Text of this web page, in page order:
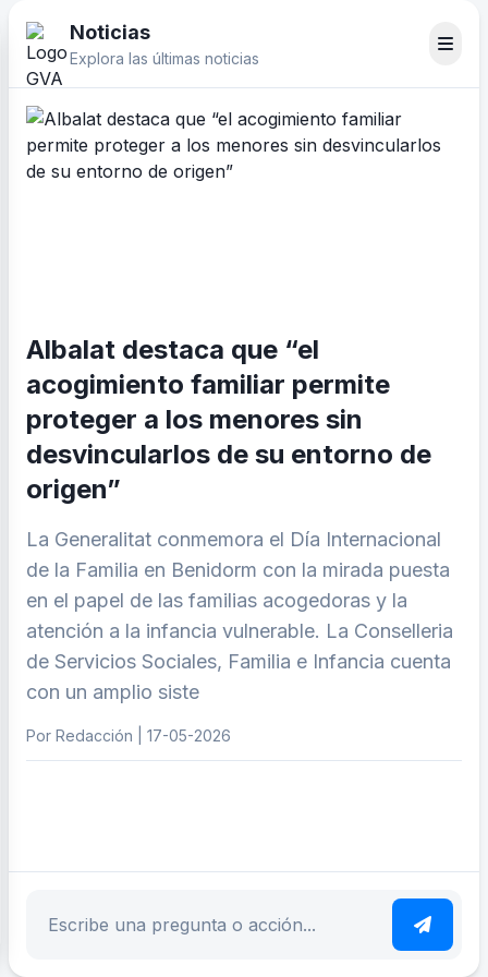
Noticias
Explora las últimas noticias
Albalat destaca que “el
acogimiento familiar permite
proteger a los menores sin
desvincularlos de su entorno de
origen”
La Generalitat conmemora el Día Internacional
de la Familia en Benidorm con la mirada puesta
en el papel de las familias acogedoras y la
atención a la infancia vulnerable. La Conselleria
de Servicios Sociales, Familia e Infancia cuenta
con un amplio siste
Por Redacción | 17-05-2026
Escribe tu pregunta